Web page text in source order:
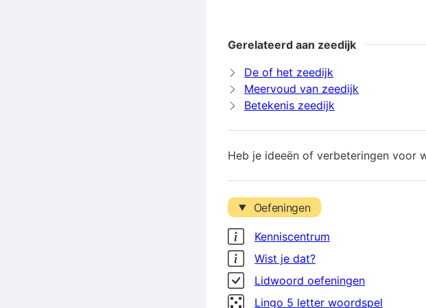
Gerelateerd aan zeedijk
De of het zeedijk
Meervoud van zeedijk
Betekenis zeedijk
Heb je ideeën of verbeteringen voor
Oefeningen
Kenniscentrum
Wist je dat?
Lidwoord oefeningen
Lingo 5 letter woordspel